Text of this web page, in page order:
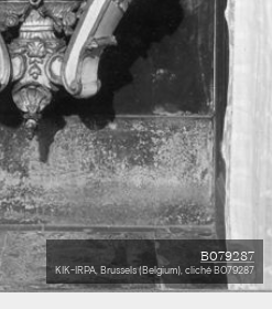
B079287
KIK-IRPA, Brussels (Belgium), cliché B079287